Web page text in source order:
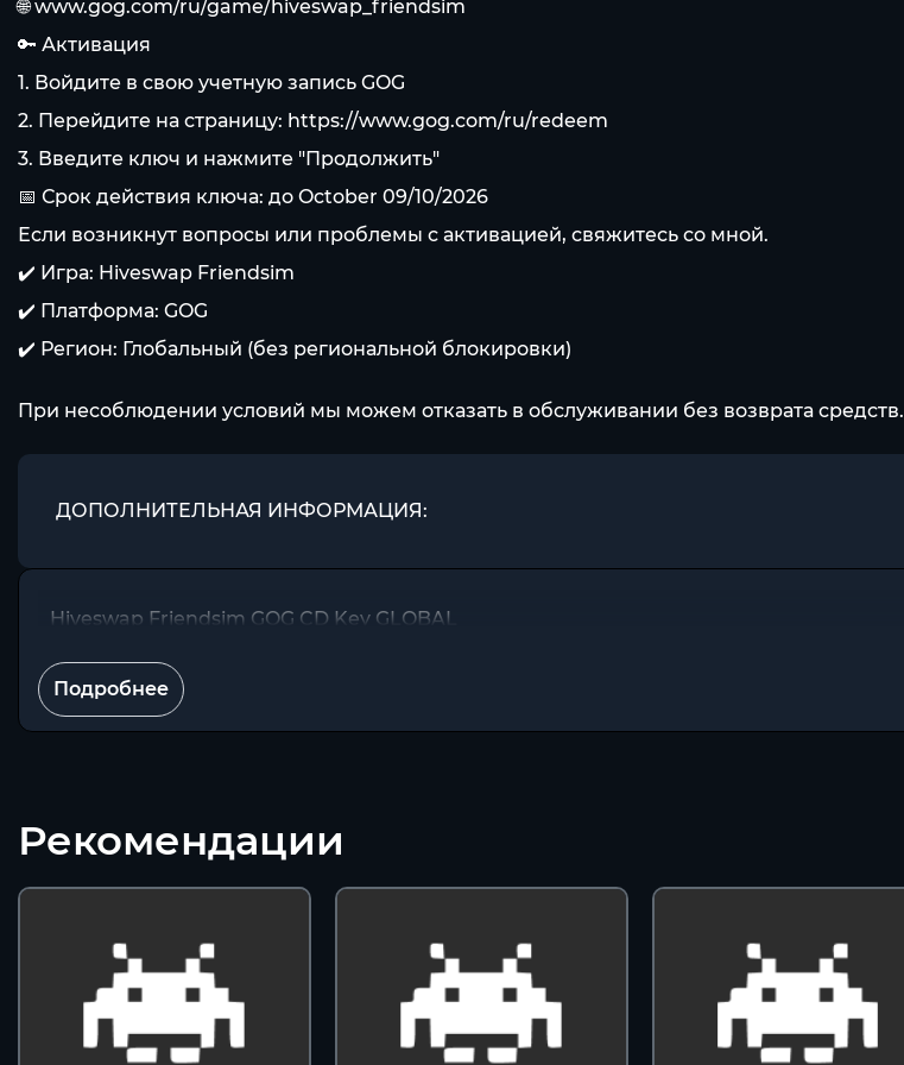
🌐 www.gog.com/ru/game/hiveswap_friendsim
🔑 Активация
1. Войдите в свою учетную запись GOG
2. Перейдите на страницу: https://www.gog.com/ru/redeem
3. Введите ключ и нажмите "Продолжить"
📅 Срок действия ключа: до October 09/10/2026
Если возникнут вопросы или проблемы с активацией, свяжитесь со мной.
✔️ Игра: Hiveswap Friendsim
✔️ Платформа: GOG
✔️ Регион: Глобальный (без региональной блокировки)
При несоблюдении условий мы можем отказать в обслуживании без возврата средств.
ДОПОЛНИТЕЛЬНАЯ ИНФОРМАЦИЯ:
Hiveswap Friendsim GOG CD Key GLOBAL
Подробнее
Рекомендации